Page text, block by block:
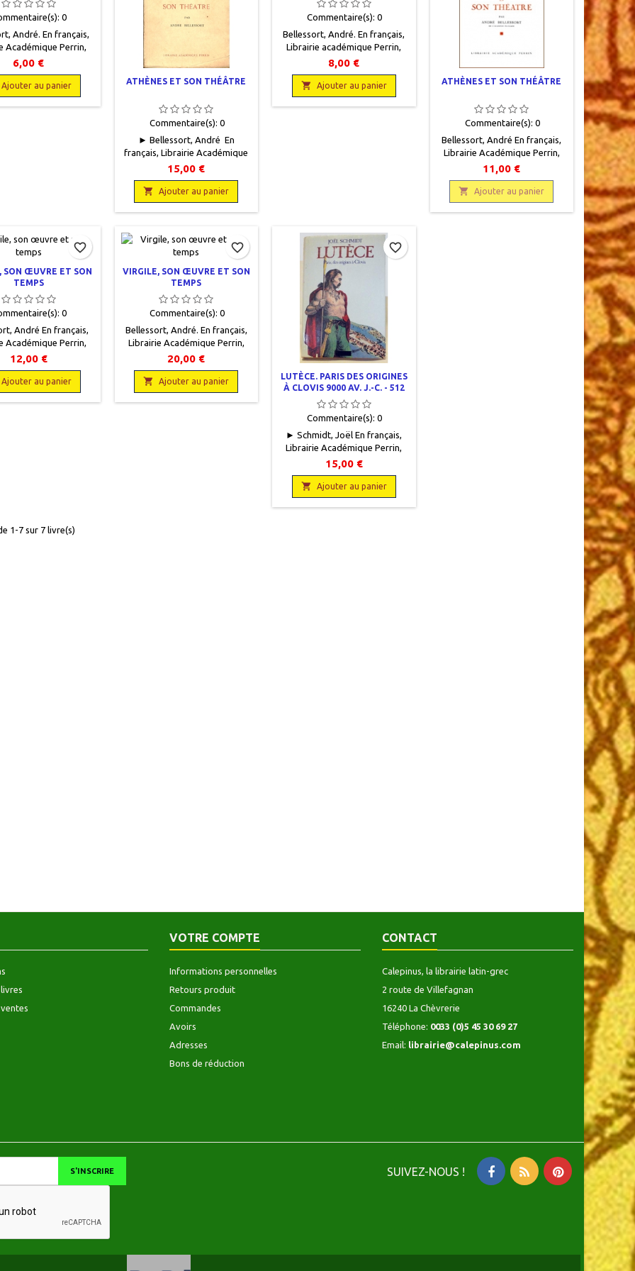
0
André. En français,
Académique Perrin,
x 18,5, IX + 345 pages,
occasion.Bon état.
très jauni.
6,00 €
Ajouter au panier ATHÈNES ET SON THÉÂTRE
Commentaire(s): 0
► Bellessort, André En
français, Librairie Académique
Perrin, 1934, 13 x 20, 344
pages, broché, occasion.
Correct, couverture défraîchie,
un coin plié, bords des dos
frottés, rousseurs éparses. Un
Mousse qui constitue l'édition
originale.
15,00 €
 Ajouter au panier
Commentaire(s):0
Bellessort, André. En français,
Librairie académique Perrin,
1930, 12 x 18,5, 346 pages,
broché, occasion. Correct,
couverture défraîchie, papier
jauni.
8,00 €
 Ajouter au panier ATHÈNES ET SON THÉÂTRE
Commentaire(s): 0
Bellessort, André En français,
Librairie Académique Perrin,
1954, 13 x 20, 344 pages,
broché, occasion.Bon état.
11,00 €
 Ajouter au panier
SON ŒUVRE ET SON
TEMPS
0
André En français,
Académique Perrin,
x 18,5, IX + 345 pages,
occasion. Bon état.
annotations au
crayon.
12,00 €
Ajouter au panier
favorite_border
VIRGILE, SON ŒUVRE ET SON
TEMPS
Commentaire(s): 0
Bellessort, André. En français,
Librairie Académique Perrin,
1943, 12 x 18,5, IX + 345 pages,
broché, occasion. Bon état. Non
coupé.
20,00 €
 Ajouter au panier
favorite_border
LUTÈCE. PARIS DES ORIGINES
À CLOVIS 9000 AV. J.-C. - 512
AP. J.-C.
Commentaire(s):0
► Schmidt, Joël En français,
Librairie Académique Perrin,
1986, 13,5 x 21,5, 340 pages +
16 pages d'illustrations hors
texte N & B, relié, occasion.
Très bon état. Jaquette avec
quelques rousseurs. Première
15,00 €
 Ajouter au panier
favorite_border
1-7 sur 7 livre(s)
VOTRE COMPTE
Informations personnelles
Retours produit
Commandes
Avoirs
Adresses
Bons de réduction
CONTACT
Calepinus, la librairie latin-grec
2 route de Villefagnan
16240 La Chèvrerie
Téléphone: 0033 (0)5 45 30 69 27
Email: librairie@calepinus.com
SUIVEZ-NOUS !